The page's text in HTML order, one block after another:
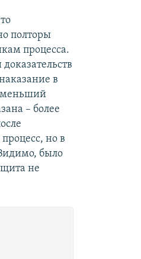
полторы
процесса.
в
меньший
– более
но в
было
не